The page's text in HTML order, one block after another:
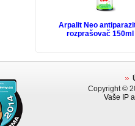
Arpalit Neo
rozprašovač 150ml
Copyright ©
Vaše IP